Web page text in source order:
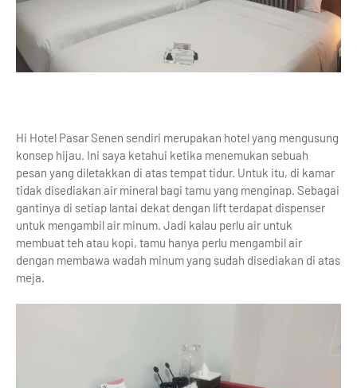
Hi Hotel Pasar Senen sendiri merupakan hotel yang mengusung
konsep hijau. Ini saya ketahui ketika menemukan sebuah
pesan yang diletakkan di atas tempat tidur. Untuk itu, di kamar
tidak disediakan air mineral bagi tamu yang menginap. Sebagai
gantinya di setiap lantai dekat dengan lift terdapat dispenser
untuk mengambil air minum. Jadi kalau perlu air untuk
membuat teh atau kopi, tamu hanya perlu mengambil air
dengan membawa wadah minum yang sudah disediakan di atas
meja.